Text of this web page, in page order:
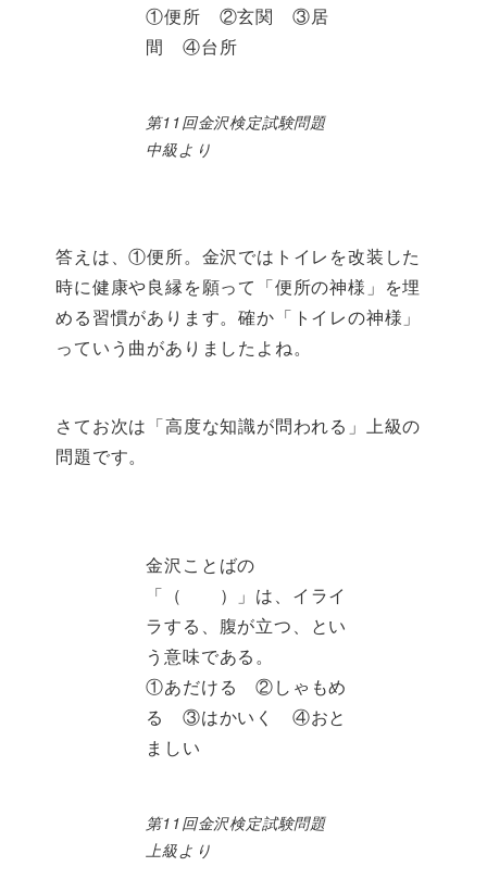
①便所 ②玄関 ③居
間 ④台所
第11回金沢検定試験問題
中級より
答えは、①便所。金沢ではトイレを改装した
時に健康や良縁を願って「便所の神様」を埋
める習慣があります。確か「トイレの神様」
っていう曲がありましたよね。
さてお次は「高度な知識が問われる」上級の
問題です。
金沢ことばの
「（ ）」は、イライ
ラする、腹が立つ、とい
う意味である。
①あだける ②しゃもめ
る ③はかいく ④おと
ましい
第11回金沢検定試験問題
上級より